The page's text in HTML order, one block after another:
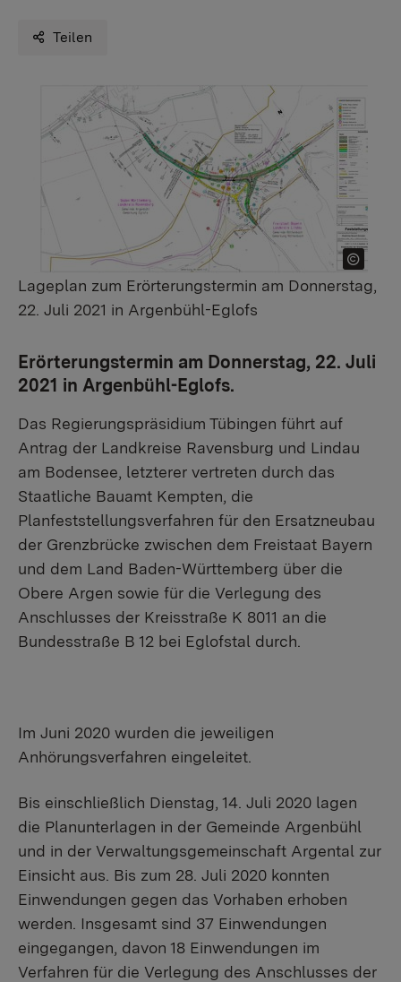
Teilen
Lageplan zum Erörterungstermin am Donnerstag,
22. Juli 2021 in Argenbühl-Eglofs
Erörterungstermin am Donnerstag, 22. Juli
2021 in Argenbühl-Eglofs.
Das Regierungspräsidium Tübingen führt auf
Antrag der Landkreise Ravensburg und Lindau
am Bodensee, letzterer vertreten durch das
Staatliche Bauamt Kempten, die
Planfeststellungsverfahren für den Ersatzneubau
der Grenzbrücke zwischen dem Freistaat Bayern
und dem Land Baden-Württemberg über die
Obere Argen sowie für die Verlegung des
Anschlusses der Kreisstraße K 8011 an die
Bundesstraße B 12 bei Eglofstal durch.
Im Juni 2020 wurden die jeweiligen
Anhörungsverfahren eingeleitet.
Bis einschließlich Dienstag, 14. Juli 2020 lagen
die Planunterlagen in der Gemeinde Argenbühl
und in der Verwaltungsgemeinschaft Argental zur
Einsicht aus. Bis zum 28. Juli 2020 konnten
Einwendungen gegen das Vorhaben erhoben
werden. Insgesamt sind 37 Einwendungen
eingegangen, davon 18 Einwendungen im
Verfahren für die Verlegung des Anschlusses der